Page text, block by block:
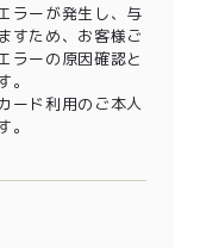
ラーが発生し、与
すため、お客様ご
ラーの原因確認と
ード利用のご本人